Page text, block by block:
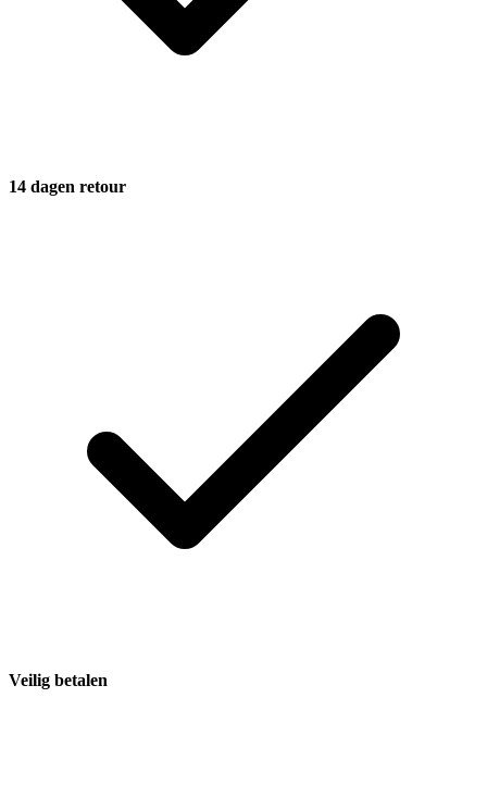
14 dagen retour
Veilig betalen